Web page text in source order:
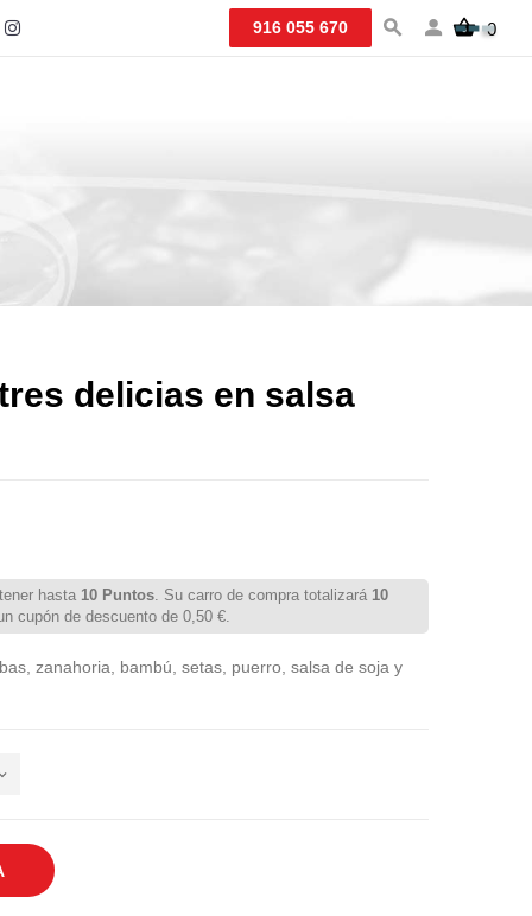
916 055 670 0
delicias en salsa
hasta 10 Puntos. Su carro de compra totalizará 10
cupón de descuento de 0,50 €.
zanahoria, bambú, setas, puerro, salsa de soja y